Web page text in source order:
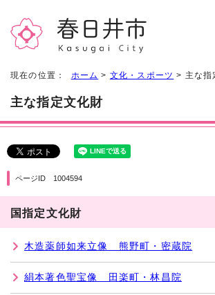
現在の位置： ホーム > 文化・スポーツ > 主な指
主な指定文化財
ページID 1004594
国指定文化財
木造薬師如来立像 熊野町・密蔵院
絹本著色聖宝像 田楽町・林昌院